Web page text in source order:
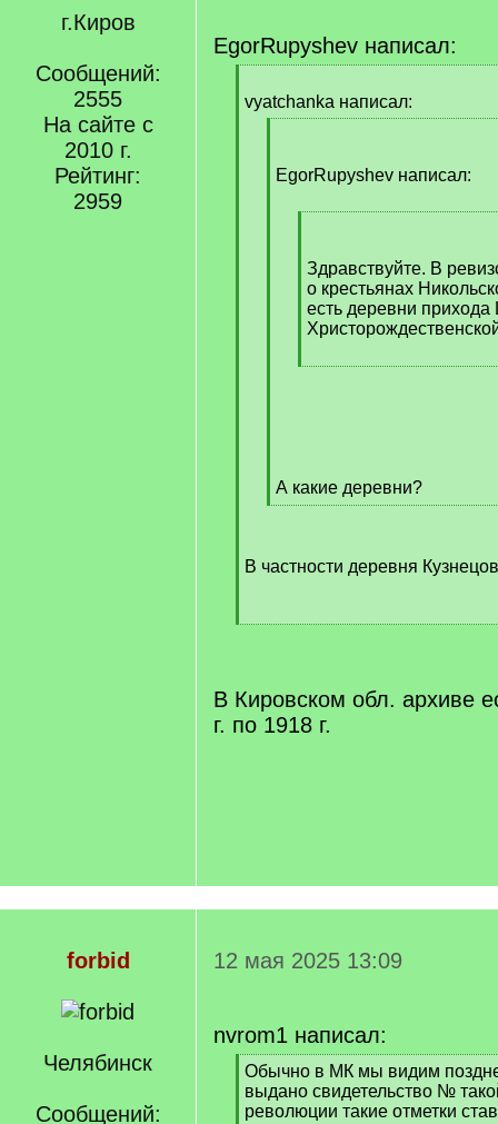
г.Киров
Сообщений:
2555
На сайте с
2010 г.
Рейтинг:
2959
EgorRupyshev написал:
q
vyatchanka написал:
]EgorRupyshev написал:
]
Здравствуйте. В
о крестьянах
есть деревни
[
А какие деревни?
[
]
В частности деревня
[
В Кировском обл. архиве
г. по 1918 г.
forbid
Челябинск
Сообщений:
12 мая 2025 13:09
nvrom1 написал:
[
q
]
Обычно в МК мы видим
выдано свидетельство №
революции такие отметки